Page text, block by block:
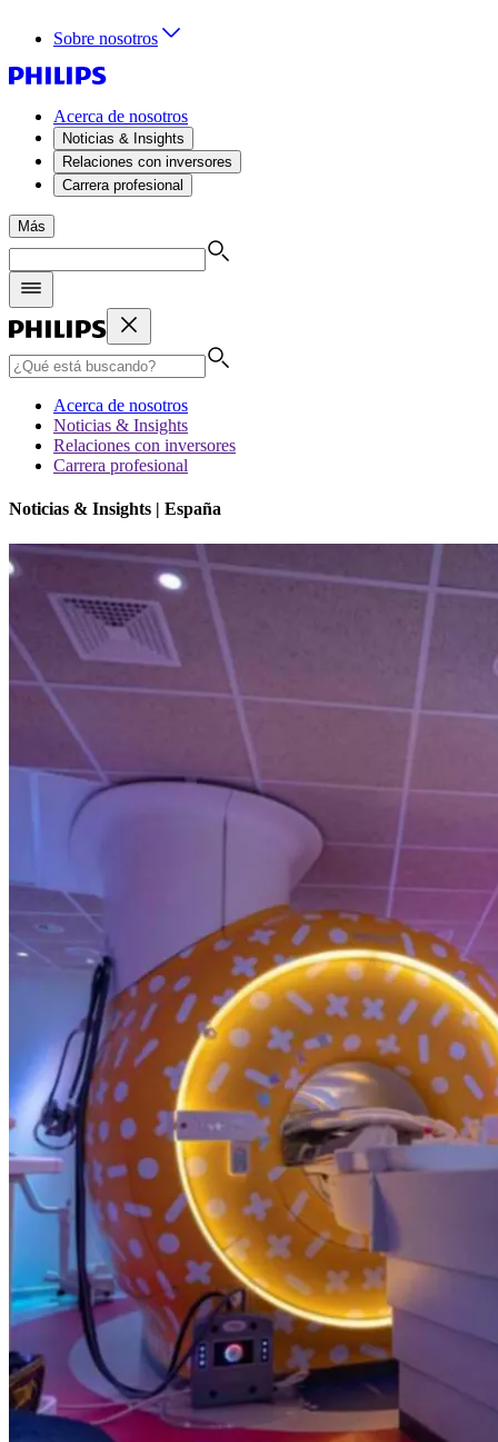
Sobre nosotros
Acerca de nosotros
Noticias & Insights
Relaciones con inversores
Carrera profesional
Más
Acerca de nosotros
Noticias & Insights
Relaciones con inversores
Carrera profesional
Noticias & Insights | España